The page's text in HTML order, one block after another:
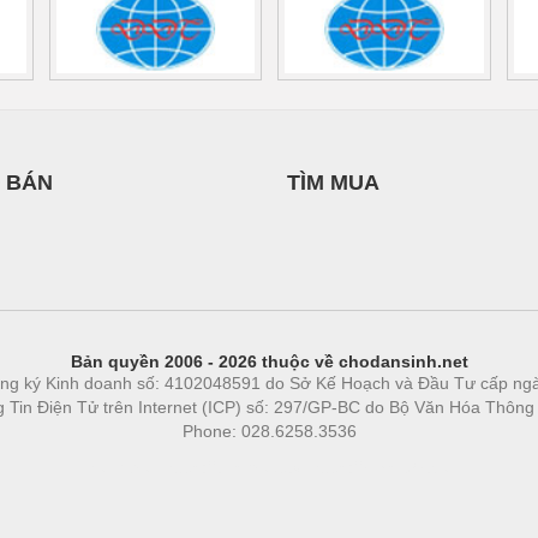
BÁN TÌM MUA
Bản quyền 2006 - 2026 thuộc về chodansinh.net
ký Kinh doanh số: 4102048591 do Sở Kế Hoạch và Đầu Tư cấp
Tin Điện Tử trên Internet (ICP) số: 297/GP-BC do Bộ Văn Hóa
Phone: 028.6258.3536